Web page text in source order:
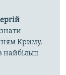
Криму.
найбільш